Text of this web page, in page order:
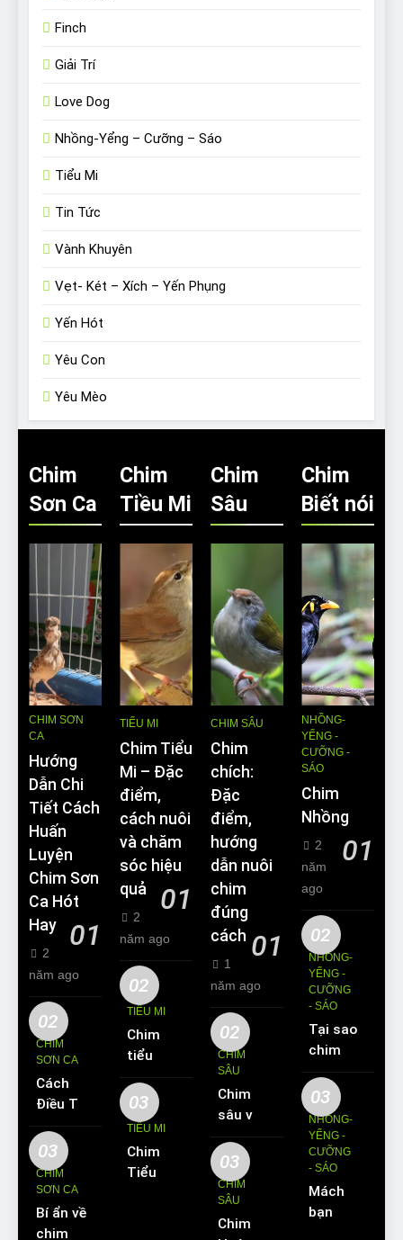
Finch
Giải Trí
Love Dog
Nhồng-Yểng – Cưỡng – Sáo
Tiểu Mi
Tin Tức
Vành Khuyên
Vẹt- Két – Xích – Yến Phụng
Yến Hót
Yêu Con
Yêu Mèo
Chim
Sơn Ca
CHIM SƠN
CA
Hướng
Dẫn Chi
Tiết Cách
Huấn
Luyện
Chim Sơn
Ca Hót
Hay
01
2
năm ago
02
CHIM
SƠN CA
Cách
Điều Trị
Hiệu
Quả
Các
Bệnh
Thường
Gặp Ở
03
CHIM
SƠN CA
Bí ẩn về
chim
Chim
Tiều Mi
TIỂU MI
Chim Tiểu
Mi – Đặc
điểm,
cách nuôi
và chăm
sóc hiệu
quả
01
2
năm ago
02
TIỂU MI
Chim
tiểu mi
ăn gì?
Kinh
nghiệm
chim
tiểu mi
03
TIỂU MI
Chim
Tiểu Mi
Chim
Sâu
CHIM SÂU
Chim
chích:
Đặc
điểm,
hướng
dẫn nuôi
chim
đúng
cách 01
1
năm ago
02
CHIM
SÂU
Chim
sâu và
những
thông
tin cơ
bản về
loài
03
CHIM
SÂU
Chim
Chim
Biết nói
NHỒNG-
YỂNG -
CƯỠNG -
SÁO
Chim
Nhồng
01
2
năm
ago
02
NHỒNG-
YỂNG -
CƯỠNG
- SÁO
Tại sao
chim
Sáo lại
được
yêu
thích
nuôi
làm thú
cưng?
03
NHỒNG-
YỂNG -
CƯỠNG
- SÁO
Mách
bạn